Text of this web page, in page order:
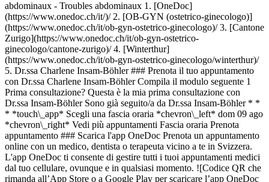
abdominaux - Troubles abdominaux 1. [OneDoc](https://www.onedoc.ch/it/)/ 2. [OB-GYN (ostetrico-ginecologo)](https://www.onedoc.ch/it/ob-gyn-ostetrico-ginecologo)/ 3. [Cantone Zurigo](https://www.onedoc.ch/it/ob-gyn-ostetrico-ginecologo/cantone-zurigo)/ 4. [Winterthur](https://www.onedoc.ch/it/ob-gyn-ostetrico-ginecologo/winterthur)/ 5. Dr.ssa Charlene Insam-Böhler ### Prenota il tuo appuntamento con Dr.ssa Charlene Insam-Böhler Compila il modulo seguente 1 Prima consultazione? Questa è la mia prima consultazione con Dr.ssa Insam-Böhler Sono già seguito/a da Dr.ssa Insam-Böhler * * * *touch\_app* Scegli una fascia oraria *chevron\_left* dom 09 ago *chevron\_right* Vedi più appuntamenti Fascia oraria Prenota appuntamento ### Scarica l'app OneDoc Prenota un appuntamento online con un medico, dentista o terapeuta vicino a te in Svizzera. L'app OneDoc ti consente di gestire tutti i tuoi appuntamenti medici dal tuo cellulare, ovunque e in qualsiasi momento. ![Codice QR che rimanda all’App Store o a Google Play per scaricare l’app OneDoc Pazienti](https://www.onedoc.ch/assets/images/download-app-qr.jpeg) Scansiona il codice QR per scaricare l'app [![Scarica la nostra applicazione su App Store!](https://www.onedoc.ch/assets/images/app-store-badge-it.svg)](https://apps.apple.com/ch/app/onedoc/id1592376413?l=fr)[![Scarica la nostra app su Google Play Store!](https://www.onedoc.ch/assets/images/google-play-badge-it.png)](https://play.google.com/store/apps/details?id=ch.onedoc.patient&hl=fr-CH) *keyboard\_arrow\_right* ## Specialità correlate [OB-GYN (ostetrico-ginecologo) a Zurigo](https://www.onedoc.ch/it/ob-gyn-ostetrico-ginecologo/zurigo)[OB-GYN (ostetrico-ginecologo) a Winterthur](https://www.onedoc.ch/it/ob-gyn-ostetrico-ginecologo/winterthur)[OB-GYN (ostetrico-ginecologo) a Horgen](https://www.onedoc.ch/it/ob-gyn-ostetrico-ginecologo/horgen)[OB-GYN (ostetrico-ginecologo) a Baden](https://www.onedoc.ch/it/ob-gyn-ostetrico-ginecologo/baden)[OB-GYN (ostetrico-ginecologo) a Rapperswil-Jona](https://www.onedoc.ch/it/ob-gyn-ostetrico-ginecologo/rapperswil-jona)[OB-GYN (ostetrico-ginecologo) a Opfikon](https://www.onedoc.ch/it/ob-gyn-ostetrico-ginecologo/opfikon)[OB-GYN (ostetrico-ginecologo) a Affoltern am Albis](https://www.onedoc.ch/it/ob-gyn-ostetrico-ginecologo/affoltern-am-albis)[OB-GYN (ostetrico-ginecologo) a Cham](https://www.onedoc.ch/it/ob-gyn-ostetrico-ginecologo/cham)[OB-GYN (ostetrico-ginecologo) a Frauenfeld](https://www.onedoc.ch/it/ob-gyn-ostetrico-ginecologo/frauenfeld)[OB-GYN (ostetrico-ginecologo) a Kreuzlingen](https://www.onedoc.ch/it/ob-gyn-ostetrico-ginecologo/kreuzlingen)[OB-GYN (ostetrico-ginecologo) a Zugo](https://www.onedoc.ch/it/ob-gyn-ostetrico-ginecologo/zugo)[OB-GYN (ostetrico-ginecologo) a Uster](https://www.onedoc.ch/it/ob-gyn-ostetrico-ginecologo/uster)[OB-GYN (ostetrico-ginecologo) a Wetzikon](https://www.onedoc.ch/it/ob-gyn-ostetrico-ginecologo/wetzikon)[OB-GYN (ostetrico-ginecologo) a Bülach](https://www.onedoc.ch/it/ob-gyn-ostetrico-ginecologo/bulach)[OB-GYN (ostetrico-ginecologo) a Zollikon](https://www.onedoc.ch/it/ob-gyn-ostetrico-ginecologo/zollikon)[OB-GYN (ostetrico-ginecologo) a Dietikon](https://www.onedoc.ch/it/ob-gyn-ostetrico-ginecologo/dietikon)[OB-GYN (ostetrico-ginecologo) a Feuerthalen](https://www.onedoc.ch/it/ob-gyn-ostetrico-ginecologo/feuerthalen)[OB-GYN (ostetrico-ginecologo) a Adliswil](https://www.onedoc.ch/it/ob-gyn-ostetrico-ginecologo/adliswil)[OB-GYN (ostetrico-ginecologo) a Dübendorf](https://www.onedoc.ch/it/ob-gyn-ostetrico-ginecologo/dubendorf)[OB-GYN (ostetrico-ginecologo) a Thalwil](https://www.onedoc.ch/it/ob-gyn-ostetrico-ginecologo/thalwil)[OB-GYN (ostetrico-ginecologo) a Würenlos](https://www.onedoc.ch/it/ob-gyn-ostetrico-ginecologo/wurenlos) *keyboard\_arrow\_right* ## Ricerche frequenti [OB-GYN (ostetrico-ginecologo) a Zurigo](https://www.onedoc.ch/it/ob-gyn-ostetrico-ginecologo/zurigo)[Specialista in medicina interna generale a Zurigo](https://www.onedoc.ch/it/specialista-in-medicina-interna-generale/zurigo)[Oculista a Zurigo](https://www.onedoc.ch/it/oculista/zurigo)[Massaggiatore classico a Zurigo](https://www.onedoc.ch/it/massaggiatore-classico/zurigo)[Fisioterapista a Zurigo](https://www.onedoc.ch/it/fisioterapista/zurigo)[Medico generico a Zurigo](https://www.onedoc.ch/it/medico-generico/zurigo)[Centro vaccinale a Zurigo](https://www.onedoc.ch/it/centro-vaccinale/zurigo)[Dermatologo a Zurigo](https://www.onedoc.ch/it/dermatologo/zurigo)[Specialista in medicina estetica a Zurigo](https://www.onedoc.ch/it/specialista-in-medicina-estetica/zurigo)[Fisioterapista a Winterthur](https://www.onedoc.ch/it/fisioterapista/winterthur)[Terapista in riflessologia a Zurigo](https://www.onedoc.ch/it/terapista-in-riflessologia/zurigo)[Terapista in massaggio medico a Zurigo](https://www.onedoc.ch/it/terapista-in-massaggio-medico/zurigo)[Osteopata a Zurigo](https://www.onedoc.ch/it/osteopata/zurigo)[Medico generico a Winterthur](https://www.onedoc.ch/it/medico-generico/winterthur)[Gastroenterologo a Zurigo](https://www.onedoc.ch/it/gastroenterologo/zurigo)[Neurologo (incl. specialista in cefalee) a Zurigo](https://www.onedoc.ch/it/neurologo-incl-specialista-in-cefalee/zurigo)[Naturopata MCO/TEN a Zurigo](https://www.onedoc.ch/it/naturopata-mco-ten/zurigo)[Dentista a Zurigo](https://www.onedoc.ch/it/dentista/zurigo)[Prestazioni sanitarie in farmacia a Zurigo](https://www.onedoc.ch/it/prestazioni-sanitarie-in-farmacia/zurigo)[Cardiologo a Zurigo](https://www.onedoc.ch/it/cardiologo/zurigo)[Laboratorio di analisi mediche a Zurigo](https://www.onedoc.ch/it/laboratorio-di-analisi-mediche/zurigo) *keyboard\_arrow\_right* ## Cerca un professionista [Elenco dei professionisti](https://www.onedoc.ch/it/elenco) [A](https://www.onedoc.ch/it/elenco/A) [B](https://www.onedoc.ch/it/elenco/B) [C](https://www.onedoc.ch/it/elenco/C) [D](https://www.onedoc.ch/it/elenco/D) [E](https://www.onedoc.ch/it/elenco/E) [F](https://www.onedoc.ch/it/elenco/F) [G](https://www.onedoc.ch/it/elenco/G) [H](https://www.onedoc.ch/it/elenco/H) [I](https://www.onedoc.ch/it/elenco/I) [J](https://www.onedoc.ch/it/elenco/J) [K](https://www.onedoc.ch/it/elenco/K) [L](https://www.onedoc.ch/it/elenco/L) [M](https://www.onedoc.ch/it/elenco/M) [N](https://www.onedoc.ch/it/elenco/N) [O](https://www.onedoc.ch/it/elenco/O) [P](https://www.onedoc.ch/it/elenco/P) [Q](https://www.onedoc.ch/it/elenco/Q) [R](https://www.onedoc.ch/it/elenco/R) [S](https://www.onedoc.ch/it/elenco/S) [T](https://www.onedoc.ch/it/elenco/T) [U](https://www.onedoc.ch/it/elenco/U) [V](https://www.onedoc.ch/it/elenco/V) [W](https://www.onedoc.ch/it/elenco/W) [X](https://www.onedoc.ch/it/elenco/X) [Y](https://www.onedoc.ch/it/elenco/Y) [Z](https://www.onedoc.ch/it/elenco/Z) ## OneDoc [Sono un professionista](https://info.onedoc.ch/it/) [Su di noi](https://info.onedoc.ch/it/nostra-missione/) [News e premi](https://info.onedoc.ch/it/media/) [Lavora con noi](https://career.onedoc.ch/it) [Centro privacy](https://privacy.onedoc.ch/it/) [Gestione dei cookie](javascript:Didomi.preferences.show%28%29) [Centro di assistenza](https://help.onedoc.ch/it/) ## Lingue [Deutsch](https://www.onedoc.ch/de/gynakologin-frauenarztin-und-geburtshelferin/winterthur/pcrkv/dr-charlene-insam-bohler) [Français](https://www.onedoc.ch/fr/gynecologue-obstetricienne/winterthour/pcrkv/dr-charlene-insam-bohler) [Italiano](https://www.onedoc.ch/it/ob-gyn-ostetrico-ginecologo/winterthur/pcrkv/dr-charlene-insam-bohler) [English](https://www.onedoc.ch/en/ob-gyn-obstetrician-gynecologist/winterthur/pcrkv/dr-charlene-insam-bohler) ## Specialità correlate [OB-GYN (ostetrico-ginecologo) a Zurigo](https://www.onedoc.ch/it/ob-gyn-ostetrico-ginecologo/zurigo) [OB-GYN (ostetrico-ginecologo) a Winterthur](https://www.onedoc.ch/it/ob-gyn-ostetrico-ginecologo/winterthur) [OB-GYN (ostetrico-ginecologo) a Horgen](https://www.onedoc.ch/it/ob-gyn-ostetrico-ginecologo/horgen) [OB-GYN (ostetrico-ginecologo) a Baden](https://www.onedoc.ch/it/ob-gyn-ostetrico-ginecologo/baden) [OB-GYN (ostetrico-ginecologo) a Rapperswil-Jona](https://www.onedoc.ch/it/ob-gyn-ostetrico-ginecologo/rapperswil-jona) [OB-GYN (ostetrico-ginecologo) a Opfikon](https://www.onedoc.ch/it/ob-gyn-ostetrico-ginecologo/opfikon) [OB-GYN (ostetrico-ginecologo) a Affoltern am Albis](https://www.onedoc.ch/it/ob-gyn-ostetrico-ginecologo/affoltern-am-albis) [OB-GYN (ostetrico-ginecologo) a Cham](https://www.onedoc.ch/it/ob-gyn-ostetrico-ginecologo/cham) [OB-GYN (ostetrico-ginecologo) a Frauenfeld](https://www.onedoc.ch/it/ob-gyn-ostetrico-ginecologo/frauenfeld) [OB-GYN (ostetrico-ginecologo) a Kreuzlingen](https://www.onedoc.ch/it/ob-gyn-ostetrico-ginecologo/kreuzlingen) [OB-GYN (ostetrico-ginecologo) a Zugo](https://www.onedoc.ch/it/ob-gyn-ostetrico-ginecologo/zugo) [OB-GYN (ostetrico-ginecologo) a Uster](https://www.onedoc.ch/it/ob-gyn-ostetrico-ginecologo/uster) [OB-GYN (ostetrico-ginecologo) a Wetzikon](https://www.onedoc.ch/it/ob-gyn-ostetrico-ginecologo/wetzikon) [OB-GYN (ostetrico-ginecologo) a Bülach](https://www.onedoc.ch/it/ob-gyn-ostetrico-ginecologo/bulach) [OB-GYN (ostetrico-ginecologo) a Zollikon](https://www.onedoc.ch/it/ob-gyn-ostetrico-ginecologo/zollikon) [OB-GYN (ostetrico-ginecologo) a Dietikon](https://www.onedoc.ch/it/ob-gyn-ostetrico-ginecologo/dietikon) [OB-GYN (ostetrico-ginecologo) a Feuerthalen](https://www.onedoc.ch/it/ob-gyn-ostetrico-ginecologo/feuerthalen) [OB-GYN (ostetrico-ginecologo) a Adliswil](https://www.onedoc.ch/it/ob-gyn-ostetrico-ginecologo/adliswil) [OB-GYN (ostetrico-ginecologo) a Dübendorf](https://www.onedoc.ch/it/ob-gyn-ostetrico-ginecologo/dubendorf) [OB-GYN (ostetrico-ginecologo) a Thalwil](https://www.onedoc.ch/it/ob-gyn-ostetrico-ginecologo/thalwil) [OB-GYN (ostetrico-ginecologo) a Würenlos](https://www.onedoc.ch/it/ob-gyn-ostetrico-ginecologo/wurenlos) ## Ricerche frequenti [OB-GYN (ostetrico-ginecologo) a Zurigo](ht